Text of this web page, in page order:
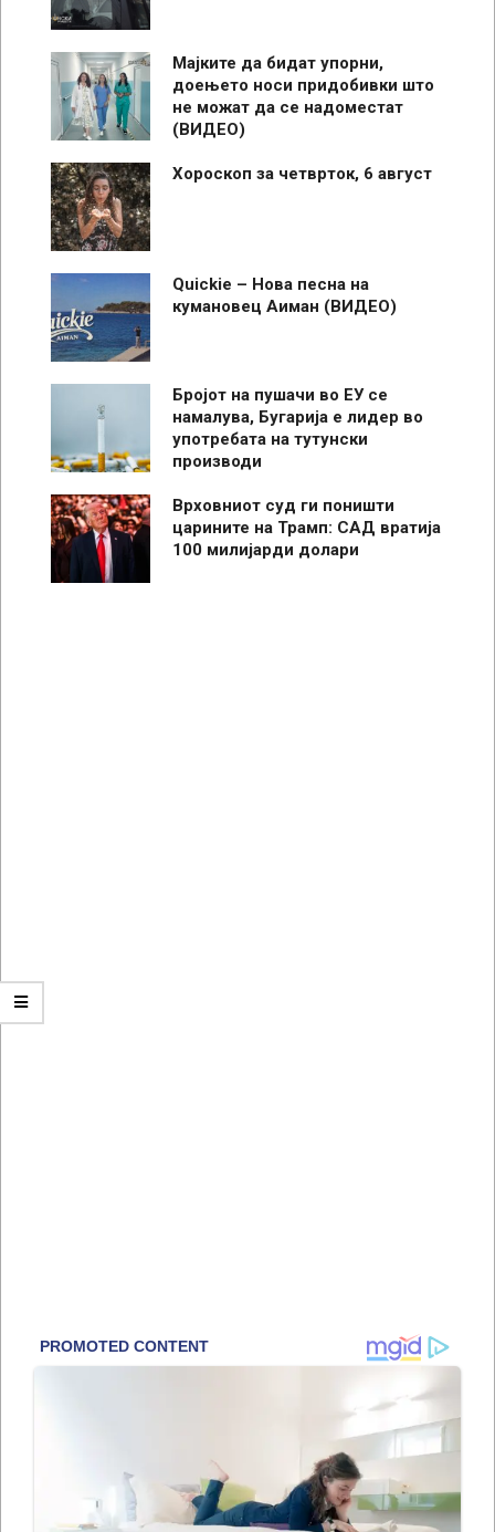
Мајките да бидат упорни,
доењето носи придобивки што
не можат да се надоместат
(ВИДЕО)
Хороскоп за четврток, 6 август
Quickie – Нова песна на
кумановец Аиман (ВИДЕО)
Бројот на пушачи во ЕУ се
намалува, Бугарија е лидер во
употребата на тутунски
производи
Врховниот суд ги поништи
царините на Трамп: САД вратија
100 милијарди долари